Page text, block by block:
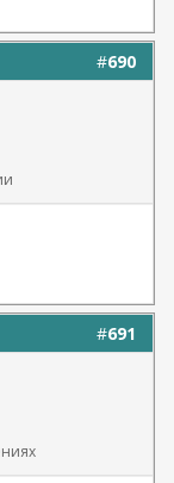
#690
#691